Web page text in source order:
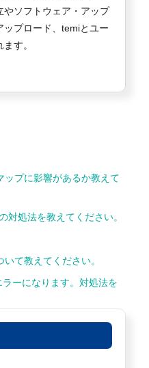
やソフトウェア・アップ
プロード、temiとユー
す。
ップに影響があるか教えて
対処法を教えてください。
て教えてください。
ーになります。対処法を